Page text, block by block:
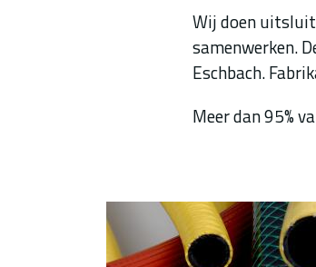
Wij doen
samenwerken.
Eschbach.
Meer dan 95%